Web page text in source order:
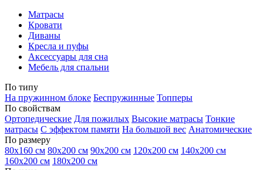
Матрасы
Кровати
Диваны
Кресла и пуфы
Аксессуары для сна
Мебель для спальни
По типу
На пружинном блоке Беспружинные Топперы
По свойствам
Ортопедические Для пожилых Высокие матрасы Тонкие
матрасы С эффектом памяти На большой вес Анатомические
По размеру
80х160 см 80х200 см 90х200 см 120х200 см 140х200 см
160х200 см 180х200 см